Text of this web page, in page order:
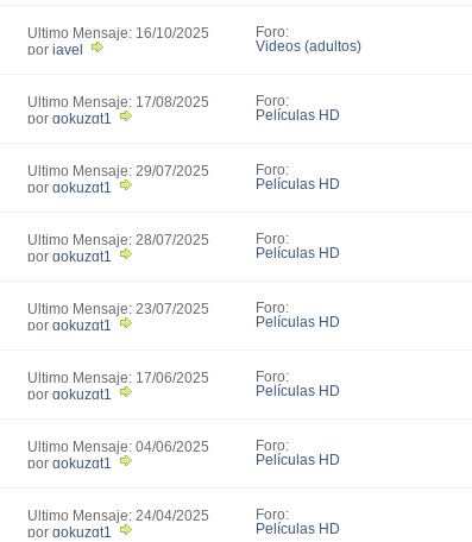
Último Mensaje: 16/10/2025
12:25
por javel
Foro:
Videos (adultos)
Último Mensaje: 17/08/2025
21:51
por gokuzgt1
Foro:
Películas HD
Último Mensaje: 29/07/2025
15:19
por gokuzgt1
Foro:
Películas HD
Último Mensaje: 28/07/2025
00:56
por gokuzgt1
Foro:
Películas HD
Último Mensaje: 23/07/2025
23:56
por gokuzgt1
Foro:
Películas HD
Último Mensaje: 17/06/2025
21:12
por gokuzgt1
Foro:
Películas HD
Último Mensaje: 04/06/2025
01:17
por gokuzgt1
Foro:
Películas HD
Último Mensaje: 24/04/2025
16:33
por gokuzgt1
Foro:
Películas HD